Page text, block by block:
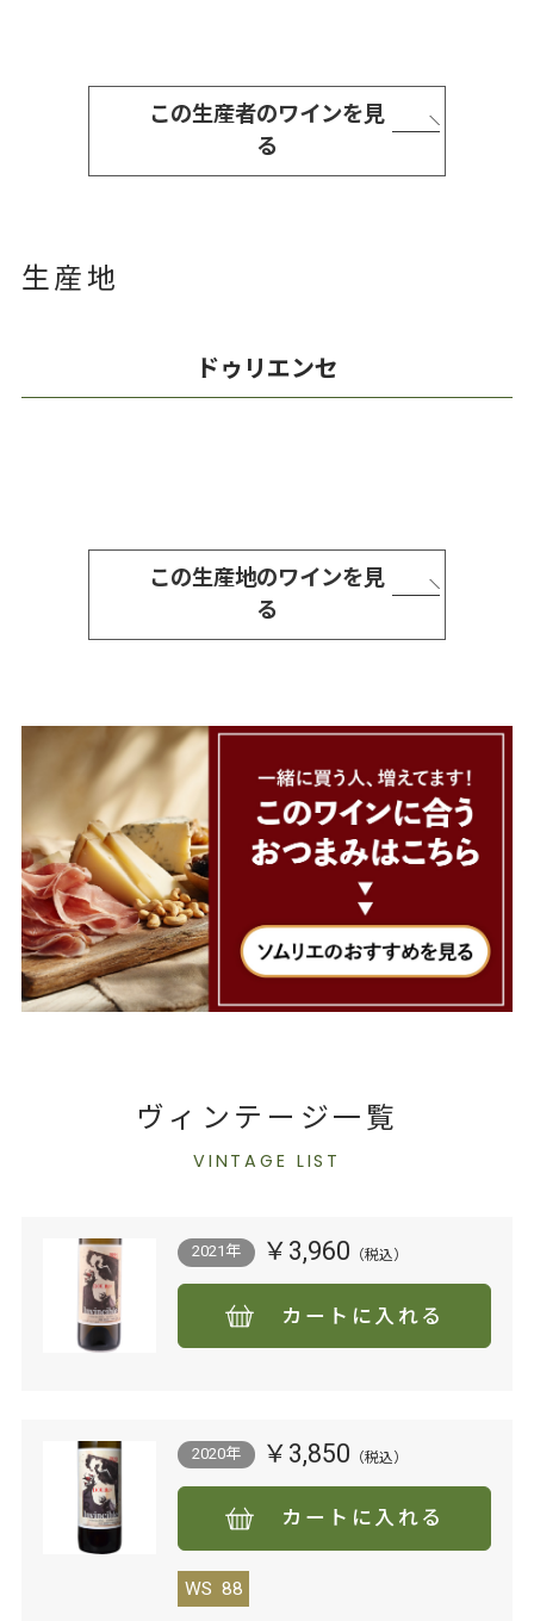
この生産者のワインを見
る
生産地
ドゥリエンセ
この生産地のワインを見
る
ヴィンテージ一覧
VINTAGE LIST
2021年 ￥3,960
カートに入れる
2020年 ￥3,850
カートに入れる
WS 88